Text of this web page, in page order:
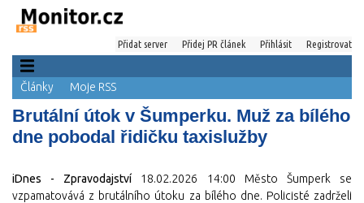
Přidat server Přidej PR článek Přihlásit Registrovat
Články Moje RSS
Brutální útok v Šumperku. Muž za bílého
dne pobodal řidičku taxislužby
iDnes - Zpravodajství 18.02.2026 14:00 Město Šumperk se
vzpamatovává z brutálního útoku za bílého dne. Policisté zadrželi